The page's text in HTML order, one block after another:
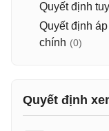
Quyết định
Quyết định
chính (0)
Quyết định